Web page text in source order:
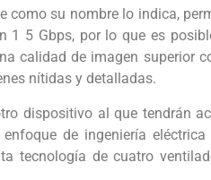
como su nombre lo indica,
1 5 Gbps, por lo que es
calidad de imagen superior
nítidas y detalladas.
dispositivo al que tendrán
de ingeniería
tecnología de cuatro